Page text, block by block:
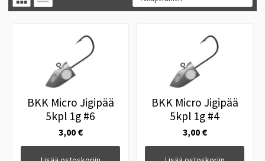
BKK Micro Jigipää
5kpl 1g #6
3,00 €
BKK Micro Jigipää
5kpl 1g #4
3,00 €